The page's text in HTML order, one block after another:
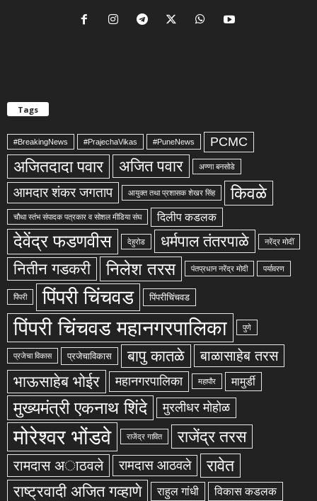
Tags
#BreakingNews #PrajechaVikas #PuneNews PCMC
अजितदादा पवार अजित पवार अण्णा बनसोडे
आमदार शंकर जगताप आयुक्त तथा प्रशासक शेखर सिंह किवळे
चौथा स्तंभ संपादक पत्रकार व सोशल मीडिया संघ दिलीप कडलक
देवेंद्र फडणवीस देहुरोड धर्मपाल तंतरपाळे नरेंद्र मोदीं
नितीन गडकरी निलेश तरस पंतप्रधान नरेंद्र मोदी पर्यावरण
पिंपरी पिंपरी चिंचवड पिंपरीचिंचवड
पिंपरी चिंचवड महानगरपालिका पुणे
प्रजेचा विकास प्रजेचाविकास बापु कातळे बाळासाहेब तरस
भाऊसाहेब भोईर महानगरपालिका महापौर मामुर्डी
मुख्यमंत्री एकनाथ शिंदे मुरलीधर मोहोळ
मोरेश्वर भोंडवे राजेंद्र गावित राजेंद्र तरस
रामदास अाठवले रामदास आठवले रावेत
राष्ट्रवादी अजित गव्हाणे राहुल गांधी विकास कडलक